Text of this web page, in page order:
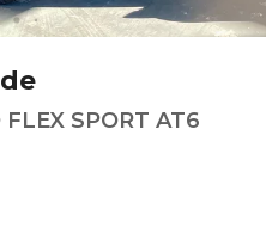
SPORT AT6